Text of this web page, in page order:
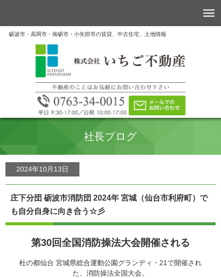
砺波市・高岡市・南砺市・小矢部市の賃貸、中古住宅、土地情報
社長ブログ
2024年10月13日
庄下分団 砺波市消防団 2024年 宮城（仙台市利府町）で
も自分自身に向き合う☆彡
第30回全国消防操法大会開催される
杜の都仙台 宮城県総合運動公園グランディ・21で開催され
た、消防操法全国大会。